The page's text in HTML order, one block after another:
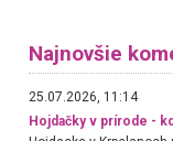
Najnovšie
25.07.2026, 11:14
Hojdačky v prírode -